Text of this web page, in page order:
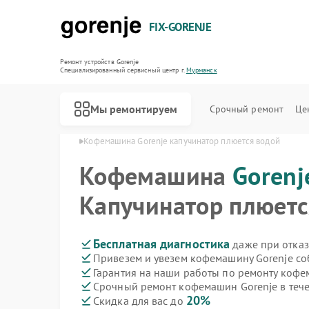
FIX-GORENJE
Ремонт устройств Gorenje
Специализированный cервисный центр г.Мурманск
Мы ремонтируем Срочный ремонт
в Мурманске Кофемашина Gorenje капучинатор плюется водой
Кофемашина
Капучинатор
Бесплатная диагностика даже при
Привезем и увезем кофемашину Gorenje
Гарантия на наши работы по ремонту
Срочный ремонт кофемашин Gorenje в
Скидка для вас до 20%